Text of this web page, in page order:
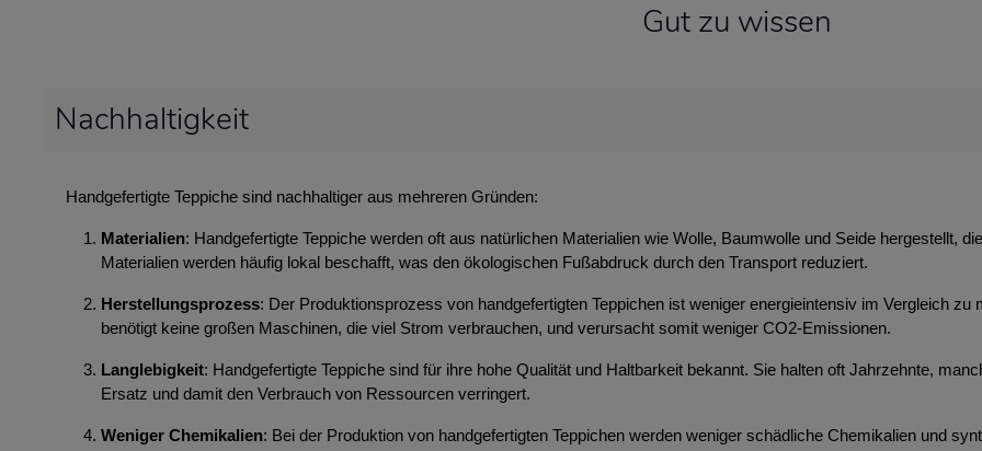
Gut zu wissen
Nachhaltigkeit
Handgefertigte Teppiche sind nachhaltiger aus mehreren Gründen:
Materialien: Handgefertigte Teppiche werden oft aus natürlichen Materialien wie Wolle, Baumwolle und Seide hergestellt,
Materialien werden häufig lokal beschafft, was den ökologischen Fußabdruck durch den Transport reduziert.
Herstellungsprozess: Der Produktionsprozess von handgefertigten Teppichen ist weniger energieintensiv im Vergleich
benötigt keine großen Maschinen, die viel Strom verbrauchen, und verursacht somit weniger CO2-Emissionen.
Langlebigkeit: Handgefertigte Teppiche sind für ihre hohe Qualität und Haltbarkeit bekannt. Sie halten oft Jahrzehnte,
Ersatz und damit den Verbrauch von Ressourcen verringert.
Weniger Chemikalien: Bei der Produktion von handgefertigten Teppichen werden weniger schädliche Chemikalien und